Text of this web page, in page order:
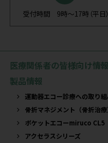
受付時間 9時～17時（平日
医療関係者の皆様向け情
製品情報
運動器エコー診療への取り
骨折マネジメント（骨折治
ポケットエコーmiruco CL5
アクセラスシリーズ